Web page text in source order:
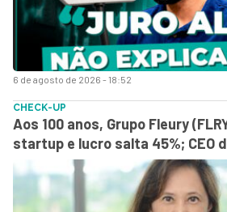
6 de agosto de 2026 - 18:52
CHECK-UP
Aos 100 anos, Grupo Fleury
startup e lucro salta 45%; CEO